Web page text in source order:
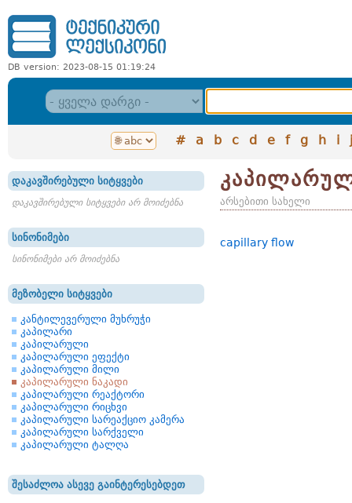
DB version: 2023-08-15 01:19:24
# a b c d e f g h i j
დაკავშირებული სიტყვები
დაკავშირებული სიტყვები არ მოიძებნა
სინონიმები
სინონიმები არ მოიძებნა
მეზობელი სიტყვები
კანტილევერული მუხრუჭი
კაპილარი
კაპილარული
კაპილარული ეფექტი
კაპილარული მილი
კაპილარული ნაკადი
კაპილარული რეაქტორი
კაპილარული რიცხვი
კაპილარული სარეაქციო კამერა
კაპილარული სარქველი
კაპილარული ტალღა
შესაძლოა ასევე გაინტერესებდეთ
არსებითი სახელი
capillary flow